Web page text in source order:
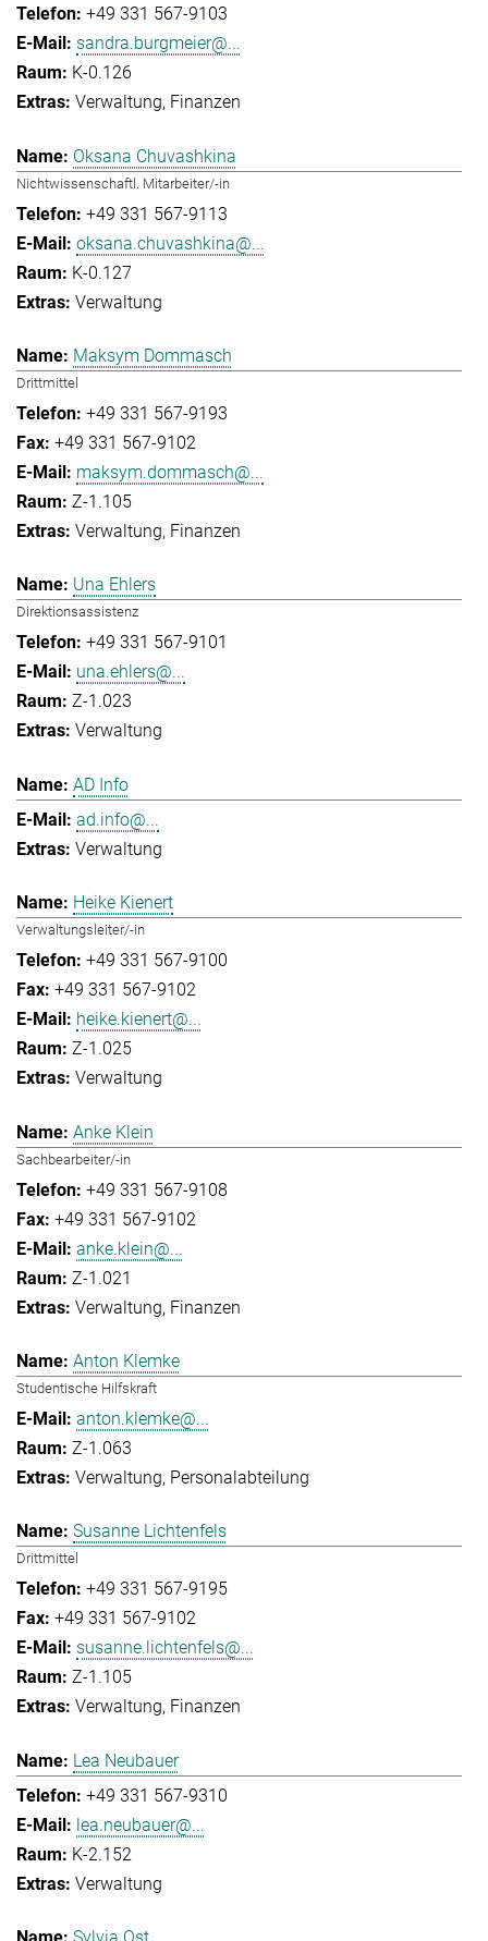
+49 331 567-9103
sandra.burgmeier@...
K-0.126
Verwaltung Finanzen
Oksana Chuvashkina
Nichtwissenschaftl. Mitarbeiter/-in
+49 331 567-9113
oksana.chuvashkina@...
K-0.127
Verwaltung
Maksym Dommasch
Drittmittel
+49 331 567-9193
+49 331 567-9102
maksym.dommasch@...
Z-1.105
Verwaltung Finanzen
Una Ehlers
Direktionsassistenz
+49 331 567-9101
una.ehlers@...
Z-1.023
Verwaltung
AD Info
ad.info@...
Verwaltung
Heike Kienert
Verwaltungsleiter/-in
+49 331 567-9100
+49 331 567-9102
heike.kienert@...
Z-1.025
Verwaltung
Anke Klein
Sachbearbeiter/-in
+49 331 567-9108
+49 331 567-9102
anke.klein@...
Z-1.021
Verwaltung Finanzen
Anton Klemke
Studentische Hilfskraft
anton.klemke@...
Z-1.063
Verwaltung Personalabteilung
Susanne Lichtenfels
Drittmittel
+49 331 567-9195
+49 331 567-9102
susanne.lichtenfels@...
Z-1.105
Verwaltung Finanzen
Lea Neubauer
+49 331 567-9310
lea.neubauer@...
K-2.152
Verwaltung